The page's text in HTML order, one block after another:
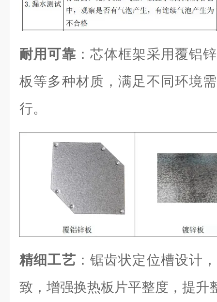
耐用可靠 ：芯体框架采用覆铝
板等多种材质，满足不同环境
行。
精细工艺 ：锯齿状定位槽设计
致，增强换热板片平整度，提升